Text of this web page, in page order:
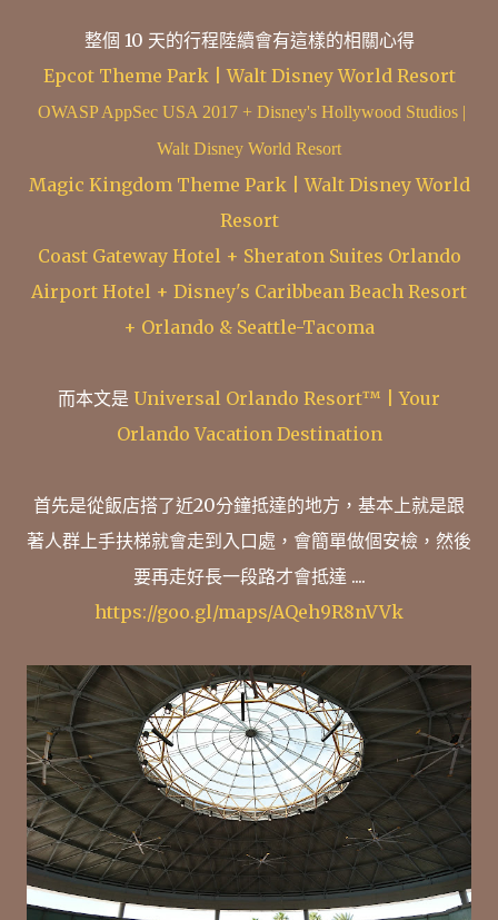
整個 10 天的行程陸續會有這樣的相關心得
Epcot Theme Park | Walt Disney World Resort
OWASP AppSec USA 2017 + Disney's Hollywood Studios |
Walt Disney World Resort
Magic Kingdom Theme Park | Walt Disney World
Resort
Coast Gateway Hotel + Sheraton Suites Orlando
Airport Hotel + Disney's Caribbean Beach Resort
+ Orlando & Seattle-Tacoma
而本文是 Universal Orlando Resort™ | Your
Orlando Vacation Destination
首先是從飯店搭了近20分鐘抵達的地方，基本上就是跟
著人群上手扶梯就會走到入口處，會簡單做個安檢，然後
要再走好長一段路才會抵達 ....
https://goo.gl/maps/AQeh9R8nVVk